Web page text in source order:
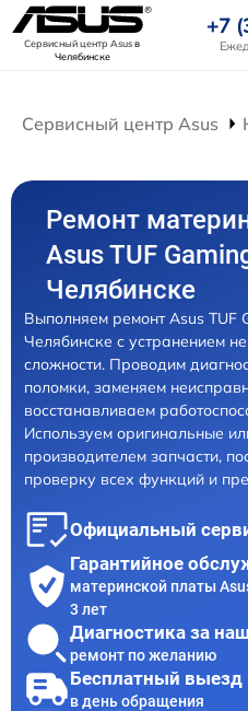
Сервисный центр Asusв
Челябинске
+7
Сервисный центр Asus
Ремонт
Asus TUF
Челябинске
Выполняем ремонт Asus TUF
Челябинске с устранением
сложности. Проводим
поломки, заменяем
восстанавливаем
Используем оригинальные
производителем запчасти,
проверку всех функций и
Официальный
Гарантийное
материнской платы
3 лет
Диагностика за
ремонт по желанию
Бесплатный выезд
в день обращения